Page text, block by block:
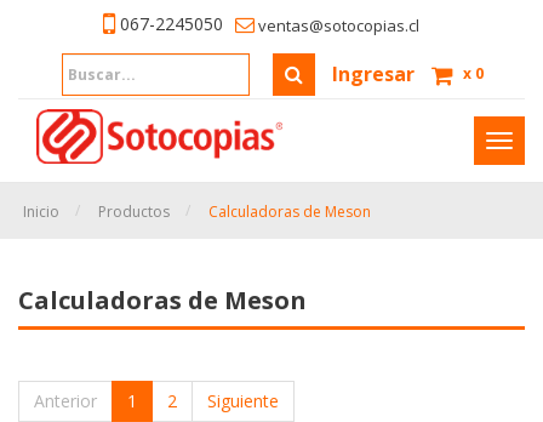
067-2245050 ventas@sotocopias.cl
Ingresar x 0
Inicio Productos Calculadoras de Meson
Calculadoras de Meson
Anterior 1 2 Siguiente